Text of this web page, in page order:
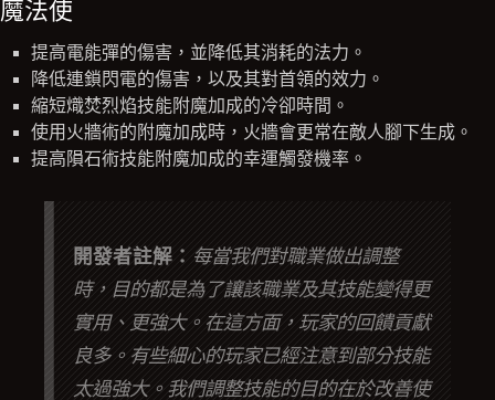
魔法使
提高電能彈的傷害，並降低其消耗的法力。
降低連鎖閃電的傷害，以及其對首領的效力。
縮短熾焚烈焰技能附魔加成的冷卻時間。
使用火牆術的附魔加成時，火牆會更常在敵人腳下生成。
提高隕石術技能附魔加成的幸運觸發機率。
開發者註解： 每當我們對職業做出調整
時，目的都是為了讓該職業及其技能變得更
實用、更強大。在這方面，玩家的回饋貢獻
良多。有些細心的玩家已經注意到部分技能
太過強大。我們調整技能的目的在於改善使